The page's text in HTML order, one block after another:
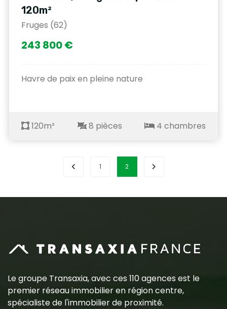
120m²
Fruges (62)
243 800 €
Havre de paix en pleine nature
120m² 8 pièces 4 chambres
1 2
Le groupe Transaxia, avec ces 110 agences est le
premier réseau immobilier en région centre,
spécialiste de l'immobilier de proximité.